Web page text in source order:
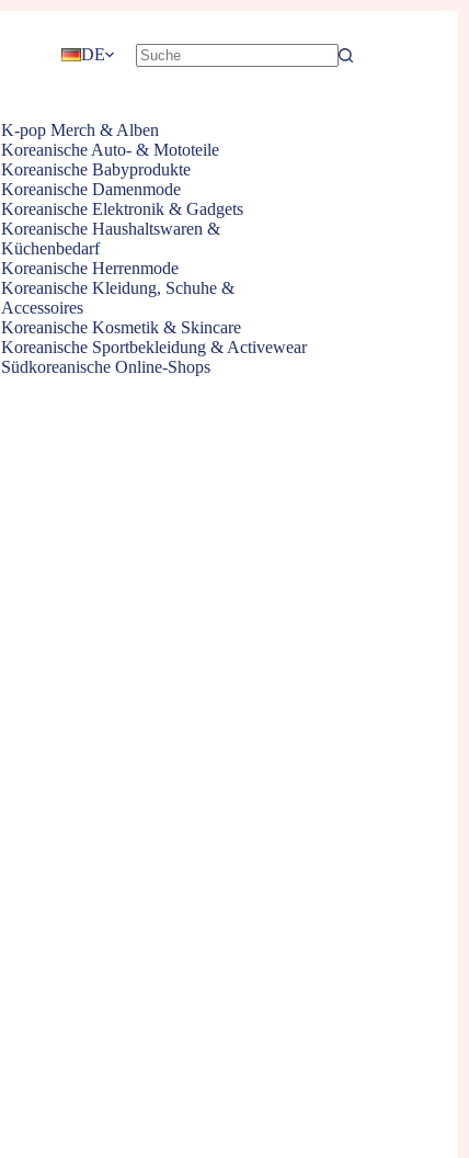
DE
K-pop Merch & Alben
Koreanische Auto- & Mototeile
Koreanische Babyprodukte
Koreanische Damenmode
Koreanische Elektronik & Gadgets
Koreanische Haushaltswaren &
Küchenbedarf
Koreanische Herrenmode
Koreanische Kleidung, Schuhe &
Accessoires
Koreanische Kosmetik & Skincare
Koreanische Sportbekleidung & Activewear
Südkoreanische Online-Shops